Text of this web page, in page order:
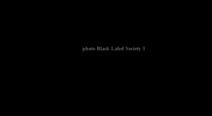
photo Black Label Society 3